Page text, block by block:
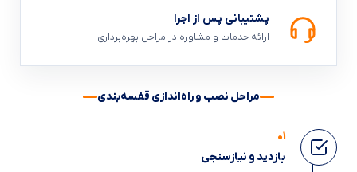
پشتیبانی پس از اجرا
ارائه خدمات و مشاوره در مراحل بهره‌برداری
مراحل نصب و راه‌اندازی قفسه‌بندی
01
بازدید و نیازسنجی